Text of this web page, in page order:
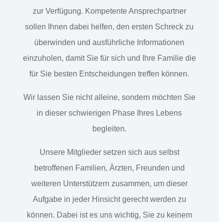
zur Verfügung. Kompetente Ansprechpartner
sollen Ihnen dabei helfen, den ersten Schreck zu
überwinden und ausführliche Informationen
einzuholen, damit Sie für sich und Ihre Familie die
für Sie besten Entscheidungen treffen können.
Wir lassen Sie nicht alleine, sondern möchten Sie
in dieser schwierigen Phase Ihres Lebens
begleiten.
Unsere Mitglieder setzen sich aus selbst
betroffenen Familien, Ärzten, Freunden und
weiteren Unterstützern zusammen, um dieser
Aufgabe in jeder Hinsicht gerecht werden zu
können. Dabei ist es uns wichtig, Sie zu keinem